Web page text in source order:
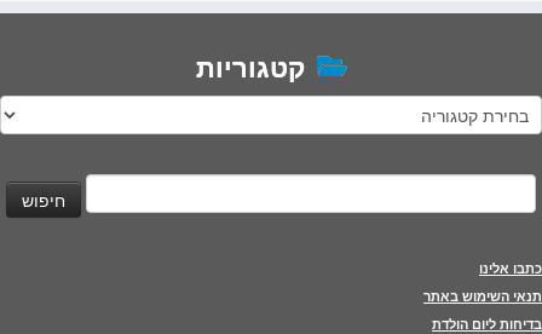
קטגוריות
קטגוריות
חיפוש:
כתבו אלינו
תנאי השימוש באתר
בדיחות ליום הולדת